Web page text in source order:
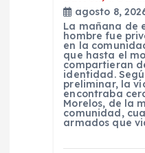
agosto 8,
La mañana de
hombre fue
en la
que hasta el
compartieran
identidad.
preliminar, la
encontraba
Morelos, de la
comunidad,
armados que